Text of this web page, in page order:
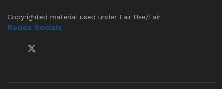
Copyrighted material used under Fair Use/Fair
Redes Sociais